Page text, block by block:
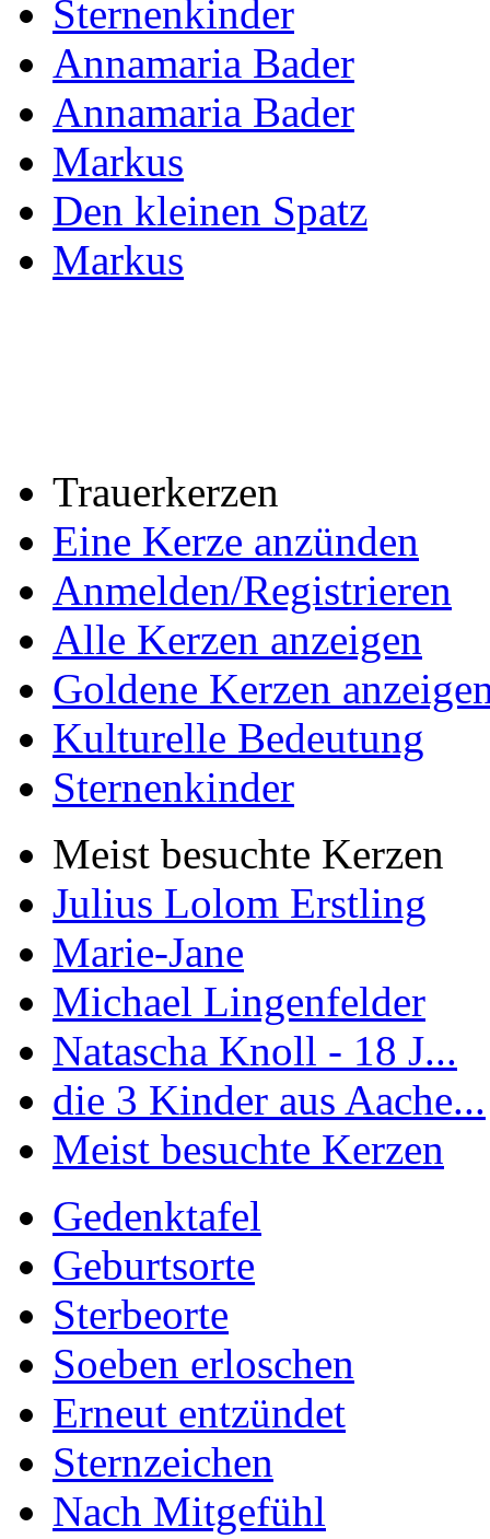
Sternenkinder
Annamaria Bader
Annamaria Bader
Markus
Den kleinen Spatz
Markus
Trauerkerzen
Eine Kerze anzünden
Anmelden/Registrieren
Alle Kerzen anzeigen
Goldene Kerzen
Kulturelle Bedeutung
Sternenkinder
Meist besuchte Kerzen
Julius Lolom Erstling
Marie-Jane
Michael Lingenfelder
Natascha Knoll - 18 J...
die 3 Kinder aus Aache...
Meist besuchte Kerzen
Gedenktafel
Geburtsorte
Sterbeorte
Soeben erloschen
Erneut entzündet
Sternzeichen
Nach Mitgefühl